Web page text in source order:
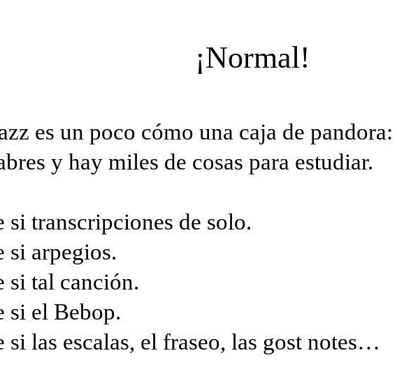
¡Normal!
es un poco cómo una caja de pandora:
y hay miles de cosas para estudiar.
si transcripciones de solo.
si arpegios.
si tal canción.
si el Bebop.
si las escalas, el fraseo, las gost notes…